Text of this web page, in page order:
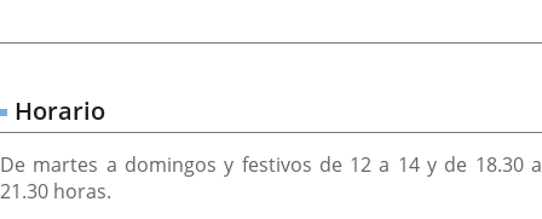
aplicación
Horario
De martes a domingos y festivos de 12 a 14 y de 18.30 a
21.30 horas.